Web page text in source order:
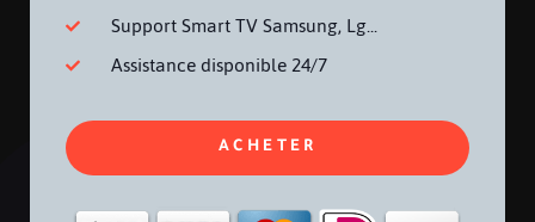
Support Smart TV Samsung, Lg...
Assistance disponible 24/7
ACHETER